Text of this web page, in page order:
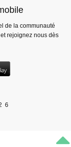
de la communauté
rejoignez nous dès